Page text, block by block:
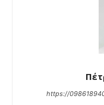
https://